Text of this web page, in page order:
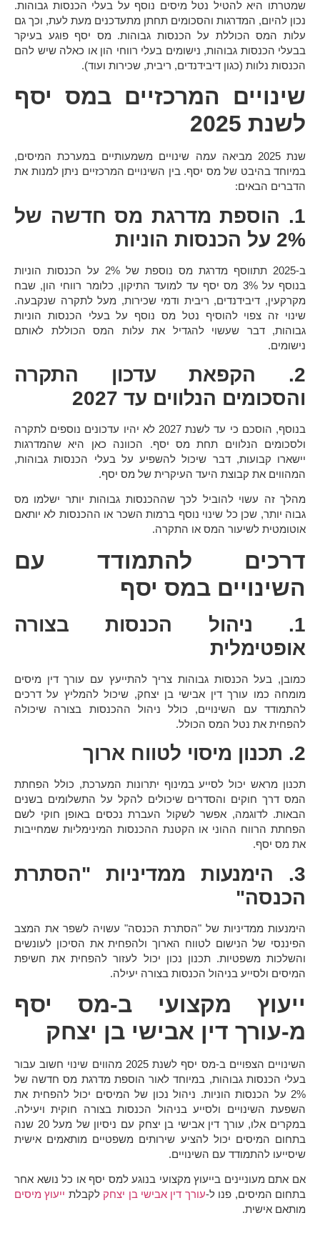
שמטרתו היא להטיל נטל מיסים נוסף על בעלי הכנסות גבוהות.
נכון להיום, המדרגות והסכומים תחתן מתעדכנים מעת לעת, וכך גם
עלות המס הכוללת על הכנסות גבוהות. מס יסף פוגע בעיקר
בבעלי הכנסות גבוהות, נישומים בעלי רווחי הון או כאלה שיש להם
הכנסות נלוות (כגון דיבידנדים, ריבית, שכירות ועוד).
שינויים המרכזיים במס יסף
לשנת 2025
שנת 2025 מביאה עמה שינויים משמעותיים במערכת המיסים,
במיוחד בהיבט של מס יסף. בין השינויים המרכזיים ניתן למנות את
הדברים הבאים:
1. הוספת מדרגת מס חדשה של
2% על הכנסות הוניות
ב-2025 תתווסף מדרגת מס נוספת של 2% על
הכנסות הוניות
בנוסף על 3% מס יסף עד למועד התיקון
, כלומר רווחי הון, שבח
מקרקעין, דיבידנדים, ריבית ודמי שכירות, מעל לתקרה שנקבעה.
שינוי זה צפוי להוסיף נטל מס נוסף על בעלי הכנסות הוניות
גבוהות, דבר שעשוי להגדיל את עלות המס הכוללת לאותם
נישומים.
2. הקפאת עדכון התקרה
והסכומים הנלווים עד 2027
בנוסף, הוסכם כי עד לשנת 2027 לא יהיו עדכונים נוספים לתקרה
ולסכומים הנלווים תחת מס יסף. הכוונה כאן היא שהמדרגות
יישארו קבועות, דבר שיכול להשפיע על בעלי הכנסות גבוהות,
המהווים את קבוצת היעד העיקרית של מס יסף.
מהלך זה עשוי להוביל לכך שההכנסות גבוהות יותר ישלמו מס
גבוה יותר, שכן כל שינוי נוסף ברמות השכר או ההכנסות לא יותאם
אוטומטית לשיעור המס או התקרה.
דרכים להתמודד עם
השינויים במס יסף
1. ניהול הכנסות בצורה
אופטימלית
כמובן, בעל הכנסות גבוהות צריך להתייעץ עם עורך דין מיסים
מומחה כמו עורך דין אבישי בן יצחק, שיכול להמליץ על דרכים
להתמודד עם השינויים, כולל ניהול ההכנסות בצורה שיכולה
להפחית את נטל המס הכולל.
2. תכנון מיסוי לטווח ארוך
תכנון מראש יכול לסייע במינוף יתרונות המערכת, כולל הפחתת
המס דרך חוקים והסדרים שיכולים להקל על התשלומים בשנים
הבאות. לדוגמה, אפשר לשקול העברת נכסים באופן חוקי לשם
הפחתת הרווח ההוני או הקטנת ההכנסות המינימליות שמחייבות
את מס יסף.
3. הימנעות ממדיניות "הסתרת
הכנסה"
הימנעות ממדיניות של "הסתרת הכנסה" עשויה לשפר את המצב
הפיננסי של הנישום לטווח הארוך ולהפחית את הסיכון לעונשים
והשלכות משפטיות. תכנון נכון יכול לעזור להפחית את חשיפת
המיסים ולסייע בניהול הכנסות בצורה יעילה.
ייעוץ מקצועי ב-מס יסף
מ-עורך דין אבישי בן יצחק
השינויים הצפויים ב-מס יסף לשנת 2025 מהווים שינוי חשוב עבור
בעלי הכנסות גבוהות, במיוחד לאור הוספת מדרגת מס חדשה של
2% על הכנסות הוניות. ניהול נכון של המיסים יכול להפחית את
השפעת השינויים ולסייע בניהול הכנסות בצורה חוקית ויעילה.
במקרים אלו, עורך דין אבישי בן יצחק עם ניסיון של מעל 20 שנה
בתחום המיסים יכול להציע שירותים משפטיים מותאמים אישית
שיסייעו להתמודד עם השינויים.
אם אתם מעוניינים בייעוץ מקצועי בנוגע למס יסף או כל נושא אחר
בתחום המיסים, פנו ל-עורך דין אבישי בן יצחק לקבלת ייעוץ מיסים
מותאם אישית.